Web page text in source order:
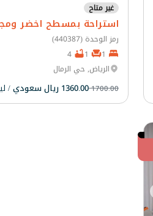
غير متاح
استراحة بمسطح اخضر
رمز الوحدة (440387)
الرياض, حي الرمال
1700.001360.00 ريال سعودي /